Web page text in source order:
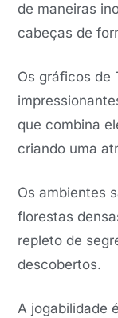
de maneiras
cabeças de
Os gráficos de
que combina
criando uma
Os ambientes
florestas
repleto de
descobertos.
A jogabilidade